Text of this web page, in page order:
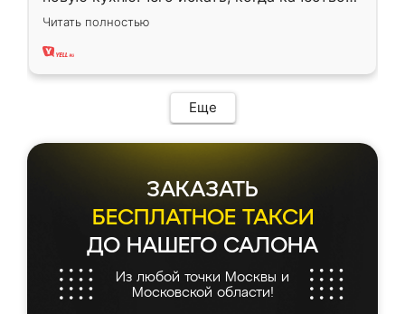
вполне довольна. Служит кухня уже почти
два года, нареканий нет.
Читать полностью
Еще
ЗАКАЗАТЬ
БЕСПЛАТНОЕ ТАКСИ
ДО НАШЕГО САЛОНА
Из любой точки Москвы и
Московской области!